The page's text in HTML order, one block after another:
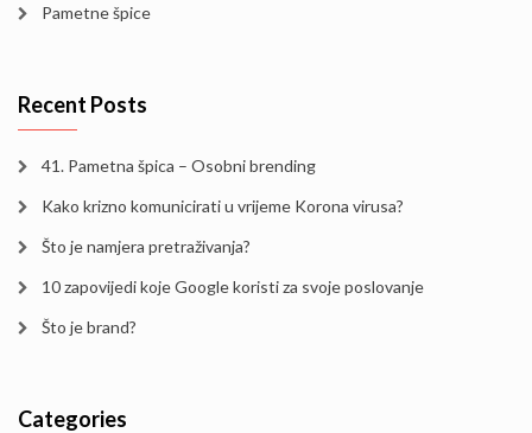
Pametne špice
Recent Posts
41. Pametna špica – Osobni brending
Kako krizno komunicirati u vrijeme Korona virusa?
Što je namjera pretraživanja?
10 zapovijedi koje Google koristi za svoje poslovanje
Što je brand?
Categories